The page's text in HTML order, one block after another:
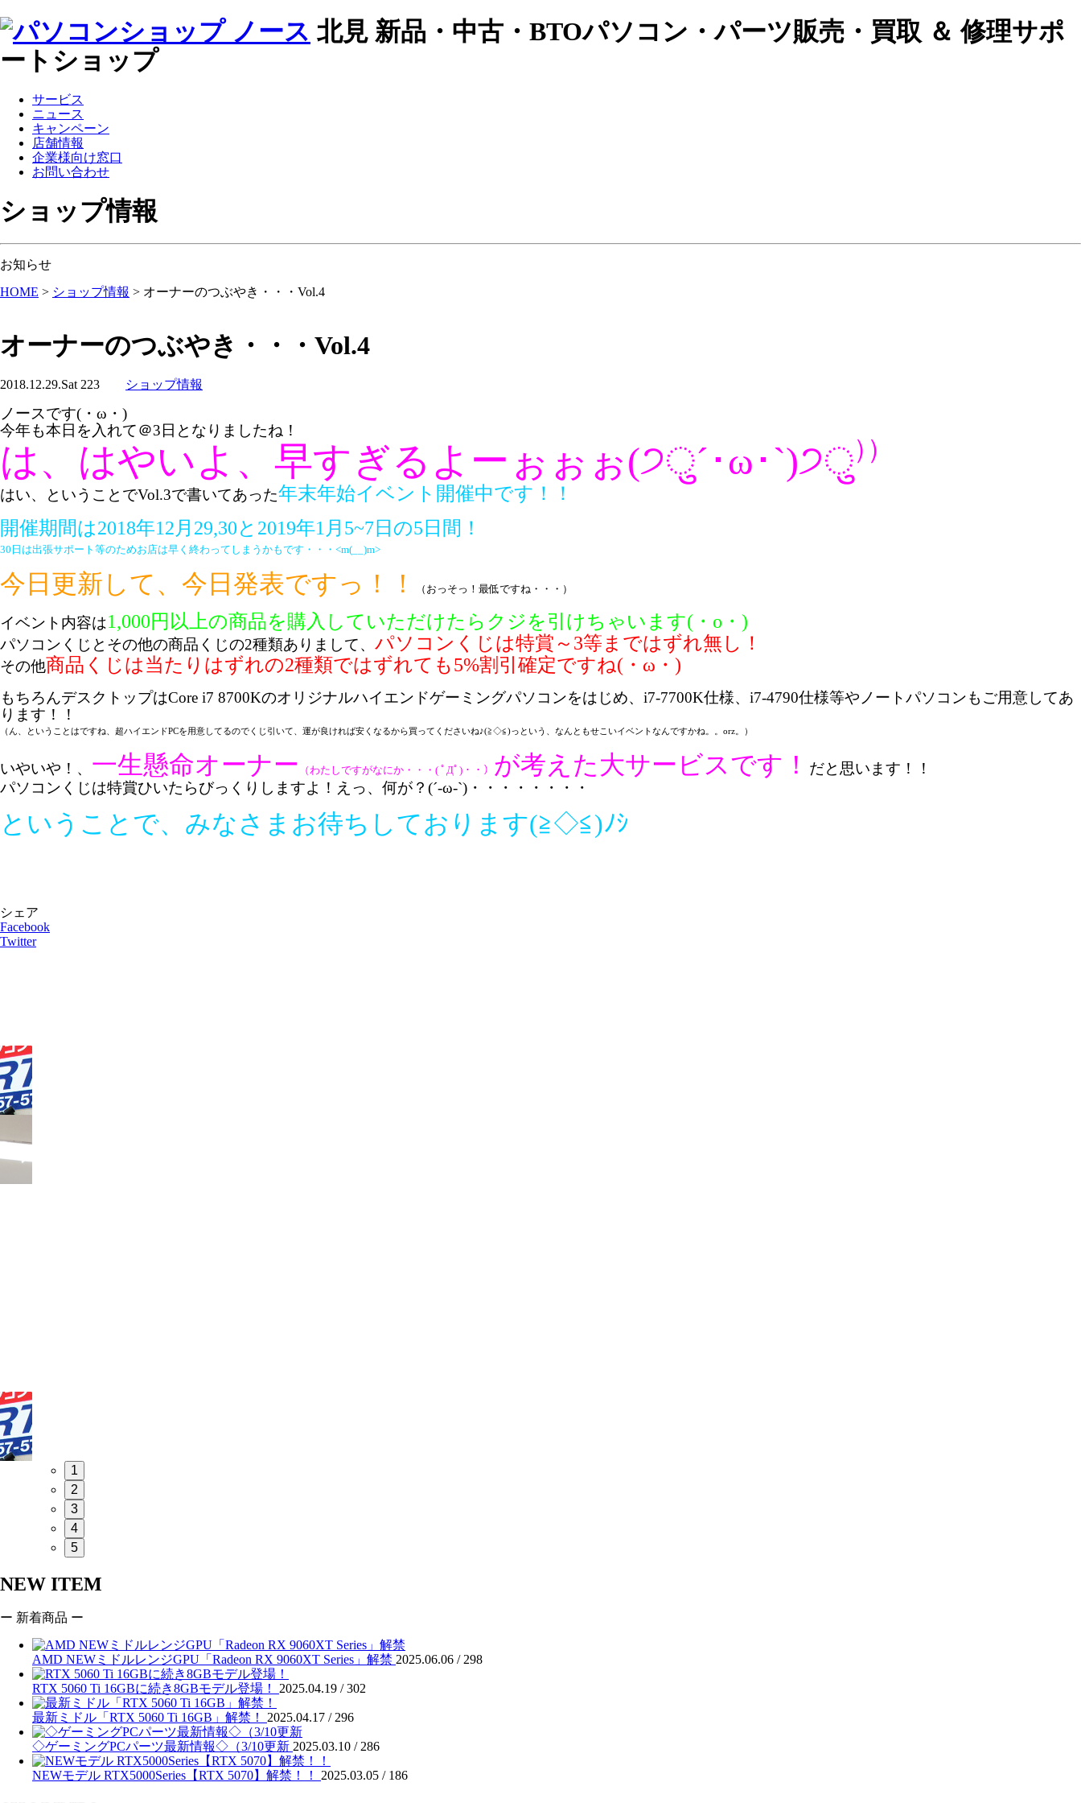
北見 新品・中古・BTOパソコン・パーツ販売・買取 ＆ 修理サポ
ートショップ
サービス
ニュース
キャンペーン
店舗情報
企業様向け窓口
お問い合わせ
ショップ情報
お知らせ
HOME > ショップ情報 > オーナーのつぶやき・・・Vol.4
オーナーのつぶやき・・・Vol.4
2018.12.29.Sat 223 ショップ情報
ノースです(・ω・)
今年も本日を入れて＠3日となりましたね！
は、はやいよ、早すぎるよーぉぉぉ(੭ु´･ω･`)੭ु⁾⁾
はい、ということでVol.3で書いてあった年末年始イベント開催中です！！
開催期間は2018年12月29,30と2019年1月5~7日の5日間！
30日は出張サポート等のためお店は早く終わってしまうかもです・・・<m(__)m>
今日更新して、今日発表ですっ！！ （おっそっ！最低ですね・・・）
イベント内容は1,000円以上の商品を購入していただけたらクジを引けちゃいます(・o・)
パソコンくじとその他の商品くじの2種類ありまして、 パソコンくじは特賞～3等まではずれ無し！
その他商品くじは当たりはずれの2種類ではずれても5%割引確定ですね(・ω・)
もちろんデスクトップはCore i7 8700Kのオリジナルハイエンドゲーミングパソコンをはじめ、i7-7700K仕様、i7-4790仕様等やノートパソコンもご用意してあ
ります！！
（ん、ということはですね、超ハイエンドPCを用意してるのでくじ引いて、運が良ければ安くなるから買ってくださいね♪(≧◇≦)っという、なんともせこいイベントなんですかね。。orz。）
いやいや！、 一生懸命オーナー （わたしですがなにか・・・( ﾟДﾟ)・・） が考えた大サービスです！
だと思います！！
パソコンくじは特賞ひいたらびっくりしますよ！えっ、何が？(´-ω-`)・・・・・・・・
ということで、みなさまお待ちしております(≧◇≦)ﾉｼ
シェア
Facebook
Twitter
1
2
3
4
5
NEW ITEM
ー 新着商品 ー
AMD NEWミドルレンジGPU「Radeon RX 9060XT Series」解禁 2025.06.06 /298
RTX 5060 Ti 16GBに続き8GBモデル登場！ 2025.04.19 /302
最新ミドル「RTX 5060 Ti 16GB」解禁！ 2025.04.17 /296
◇ゲーミングPCパーツ最新情報◇（3/10更新 2025.03.10 /286
NEWモデル RTX5000Series【RTX 5070】解禁！！ 2025.03.05 / 186